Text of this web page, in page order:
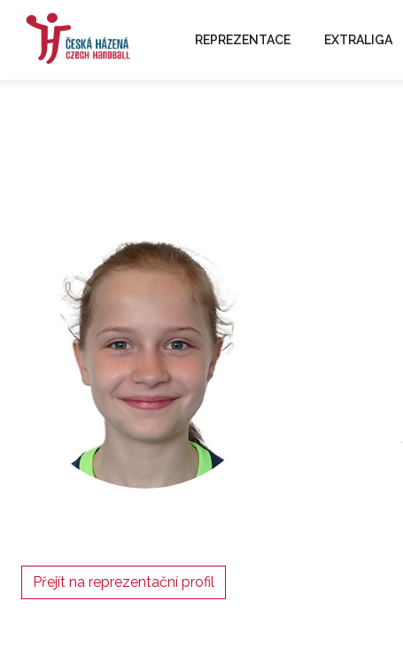
REPREZENTACE EXTRALIGA
Přejít na reprezentační profil